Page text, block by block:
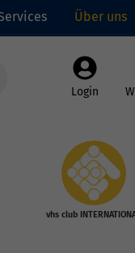
Über uns
Login
vhs club